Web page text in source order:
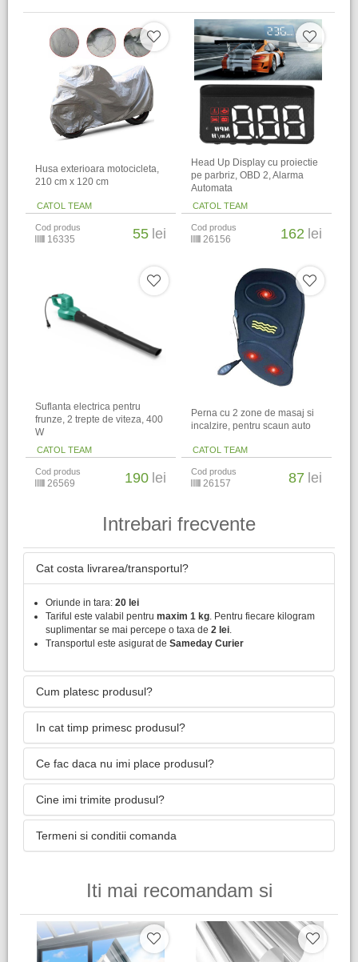
Husa exterioara motocicleta,
210 cm x 120 cm
CATOL TEAM
Cod produs
16335 55 lei
Head Up Display cu proiectie
pe parbriz, OBD 2, Alarma
Automata
CATOL TEAM
Cod produs
26156 162 lei
Suflanta electrica pentru
frunze, 2 trepte de viteza, 400
W
CATOL TEAM
Cod produs
26569 190 lei
Perna cu 2 zone de masaj si
incalzire, pentru scaun auto
CATOL TEAM
Cod produs
26157 87 lei
Intrebari frecvente
Cat costa livrarea/transportul?
Oriunde in tara: 20 lei
Tariful este valabil pentru maxim 1 kg . Pentru fiecare kilogram
suplimentar se mai percepe o taxa de 2 lei
Transportul este asigurat de Sameday Curier
Cum platesc produsul?
In cat timp primesc produsul?
Ce fac daca nu imi place produsul?
Cine imi trimite produsul?
Termeni si conditii comanda
Iti mai recomandam si